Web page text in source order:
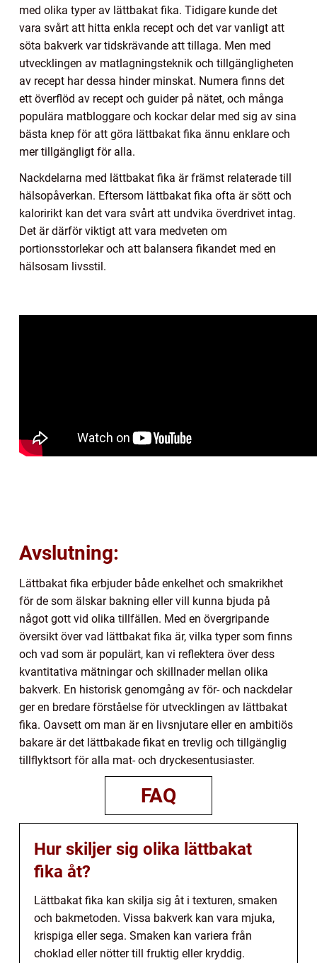
med olika typer av lättbakat fika. Tidigare kunde det
vara svårt att hitta enkla recept och det var vanligt att
söta bakverk var tidskrävande att tillaga. Men med
utvecklingen av matlagningsteknik och tillgängligheten
av recept har dessa hinder minskat. Numera finns det
ett överflöd av recept och guider på nätet, och många
populära matbloggare och kockar delar med sig av sina
bästa knep för att göra lättbakat fika ännu enklare och
mer tillgängligt för alla.
Nackdelarna med lättbakat fika är främst relaterade till
hälsopåverkan. Eftersom lättbakat fika ofta är sött och
kaloririkt kan det vara svårt att undvika överdrivet intag.
Det är därför viktigt att vara medveten om
portionsstorlekar och att balansera fikandet med en
hälsosam livsstil.
Avslutning:
Lättbakat fika erbjuder både enkelhet och smakrikhet
för de som älskar bakning eller vill kunna bjuda på
något gott vid olika tillfällen. Med en övergripande
översikt över vad lättbakat fika är, vilka typer som finns
och vad som är populärt, kan vi reflektera över dess
kvantitativa mätningar och skillnader mellan olika
bakverk. En historisk genomgång av för- och nackdelar
ger en bredare förståelse för utvecklingen av lättbakat
fika. Oavsett om man är en livsnjutare eller en ambitiös
bakare är det lättbakade fikat en trevlig och tillgänglig
tillflyktsort för alla mat- och dryckesentusiaster.
FAQ
Hur skiljer sig olika lättbakat
fika åt?
Lättbakat fika kan skilja sig åt i texturen, smaken
och bakmetoden. Vissa bakverk kan vara mjuka,
krispiga eller sega. Smaken kan variera från
choklad eller nötter till fruktig eller kryddig.